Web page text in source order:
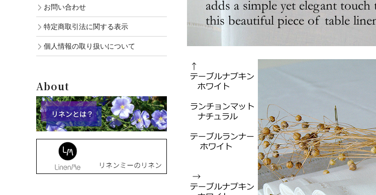
お問い合わせ
特定商取引法に関する表示
個人情報の取り扱いについて
About